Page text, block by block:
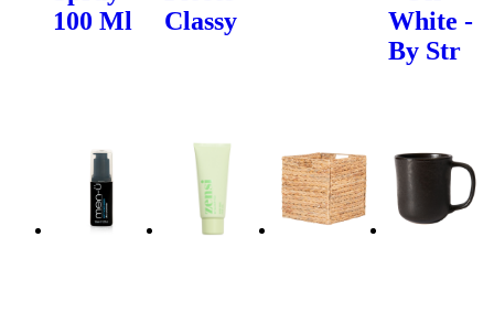
100 Ml
Classy
White -
By Str